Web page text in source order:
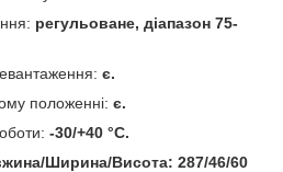
регульоване, діапазон 75-
є.
положенні: є.
-30/+40 °С.
Ширина/Висота: 287/46/60